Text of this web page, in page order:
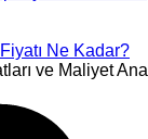
Ne Kadar?
ve Maliyet